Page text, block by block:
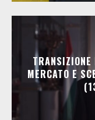
MERCATO E